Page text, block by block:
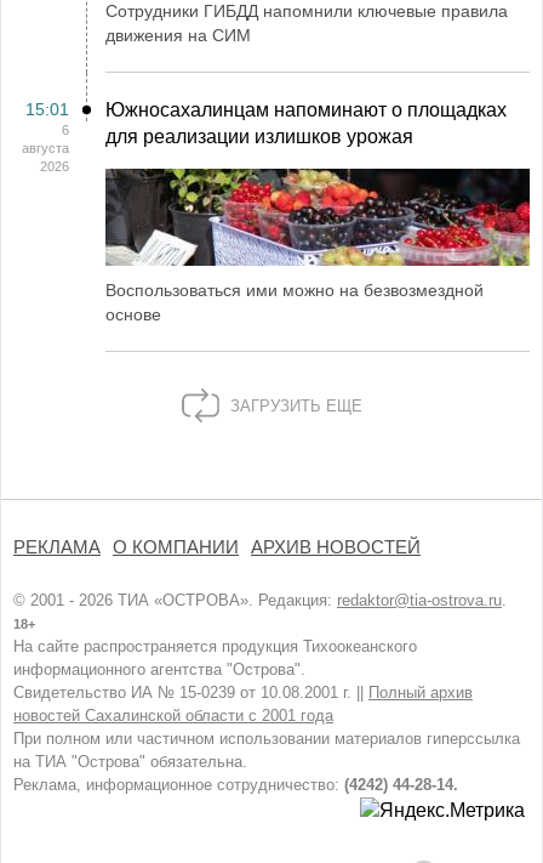
Сотрудники ГИБДД напомнили ключевые правила
движения на СИМ
15:01
6
августа
2026
Южносахалинцам напоминают о площадках
для реализации излишков урожая
Воспользоваться ими можно на безвозмездной
основе
ЗАГРУЗИТЬ ЕЩЕ
РЕКЛАМА О КОМПАНИИ АРХИВ НОВОСТЕЙ
© 2001 - 2026 ТИА «ОСТРОВА». Редакция: redaktor@tia-ostrova.ru.
18+
На сайте распространяется продукция Тихоокеанского
информационного агентства "Острова".
Свидетельство ИА № 15-0239 от 10.08.2001 г. ||
Полный архив
новостей Сахалинской области с 2001 года
При полном или частичном использовании материалов гиперссылка
на ТИА "Острова" обязательна.
Реклама, информационное сотрудничество: (4242) 44-28-14.